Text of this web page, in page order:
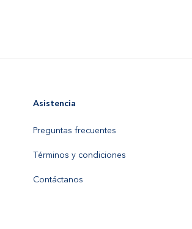
Asistencia
Preguntas frecuentes
Términos y condiciones
Contáctanos